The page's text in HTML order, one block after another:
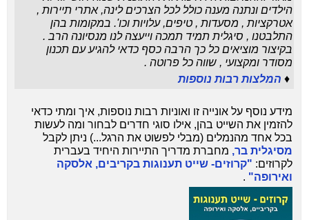
הילדים ונתנה מענה כולל לכל הצרכים לינה, אתרי תיירות ,
אטרקציות , מסעדות , טיפים, עלויות וכו'. במקומות בהן
התלבטנו , סיגלית תמיד תמכה וייעצה לנו מנסיונה הרב .
בקיצור מוציאים כל כך הרבה כסף כדאי להגיע עם תכנון
מסודר ומקצועי , שווה כל פרוטה .
♦ המלצות רבות נוספות
מידע נוסף על אונייה זו ואוניות רבות נוספות, איך ומתי כדאי
להזמין את השייט בהן, אילו סוגי חדרים לבחור ומה לעשות
בכל אחד מהנמלים (מבלי לפשוט את הרגל...) ניתן לקבל
מסיגלית בר, מחברת מדריך התיירות היחיד בעברית
לקרוזים: "קרוזים- שייט תענוגות בקריבים, אלסקה
ואירופה" .